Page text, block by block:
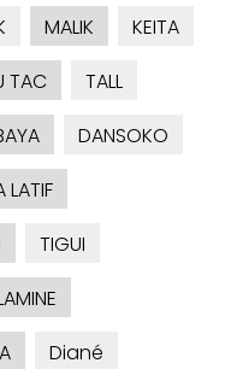
MALIK
KEITA
TAC
TALL
DANSOKO
LATIF
TIGUI
Diané